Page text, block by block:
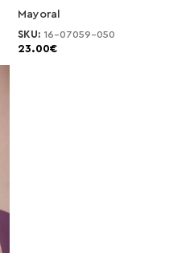
Mayoral
SKU: 16-07059-050
23.00€